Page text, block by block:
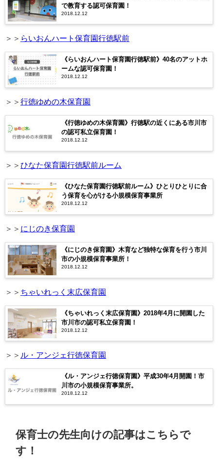
で教育する認可保育園！
2018.12.12
＞＞ らいおんハート保育園行徳駅前
《らいおんハート保育園行徳駅前》40名のアットホ
ームな認可保育園！
2018.12.12
＞＞ 行徳ゆめの木保育園
《行徳ゆめの木保育園》行徳駅の近くにある市川市
の認可私立保育園！
2018.12.12
＞＞ ひなた保育園行徳駅前ルーム
《ひなた保育園行徳駅前ルーム》ひとりひとりに合
う保育を心がける小規模保育事業所
2018.12.12
＞＞ にじのき保育園
《にじのき保育園》木育など独特な保育を行う市川
市の小規模保育事業所！
2018.12.12
＞＞ ちゃいれっく末広保育園
《ちゃいれっく末広保育園》2018年4月に開園した
市川市の認可私立保育園！
2018.12.12
＞＞ ル・アンジェ行徳保育園
《ル・アンジェ行徳保育園》平成30年4月開園！市
川市の小規模保育事業所。
2018.12.12
保育士の先生向けの記事はこちらで
す！